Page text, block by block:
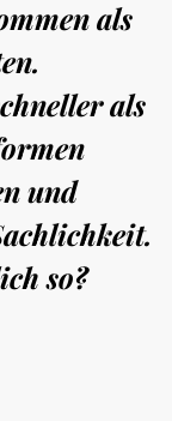
als
als
und
so?